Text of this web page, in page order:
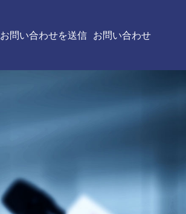
お問い合わせを送信 お問い合わせ